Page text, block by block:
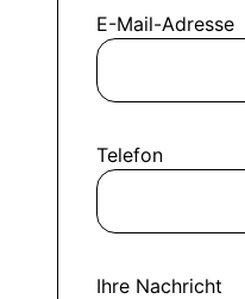
E-Mail-Adresse
Telefon
Ihre Nachricht